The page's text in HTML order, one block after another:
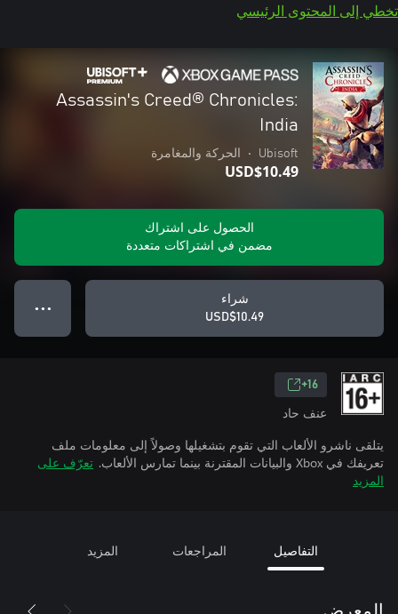
تخطي إلى المحتوى الرئيسي
Assassin's Creed® Chronicles:
India
Ubisoft
• الحركة والمغامرة
USD$10.49
الحصول على اشتراك
مضمن في اشتراكات متعددة
شراء
USD$10.49
● ● ●
16+
عنف حاد
يتلقى ناشرو الألعاب التي تقوم بتشغيلها وصولاً إلى معلومات ملف
تعريفك في Xbox والبيانات المقترنة بينما تمارس الألعاب.
تعرّف على
المزيد
التفاصيل المراجعات المزيد